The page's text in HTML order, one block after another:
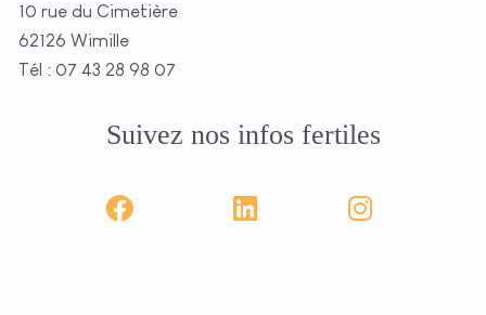
10 rue du Cimetière
62126 Wimille
Tél : 07 43 28 98 07
Suivez nos infos fertiles